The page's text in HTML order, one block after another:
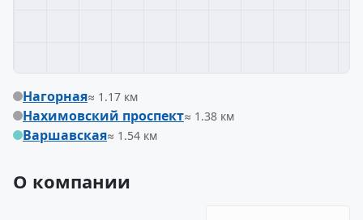
Нагорная≈ 1.17 км
Нахимовский проспект≈ 1.38 км
Варшавская≈ 1.54 км
О компании